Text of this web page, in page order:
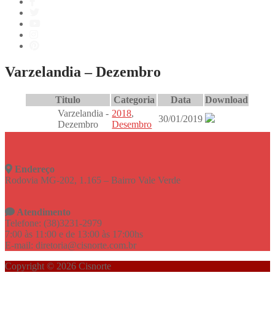
Varzelandia – Dezembro
Titulo Categoria Data
Download
Varzelandia -
Dezembro
2018,
Desembro
30/01/2019
Endereço
Rodovia MG-202, 1.165 – Bairro Vale Verde
Atendimento
Telefone: (38)3231-2979
7:00 às 11:00 e de 13:00 às 17:00hs
E-mail: diretoria@cisnorte.com.br
Copyright © 2026 Cisnorte